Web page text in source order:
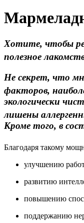
Хотите, чтобы
полезное
Не секрет, что
факторов,
экологически
лишены
Кроме того, в
Благодаря такому
улучшению
развитию
повышению
поддержанию